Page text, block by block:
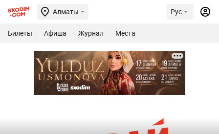
Алматы Рус
Билеты Афиша Журнал Места